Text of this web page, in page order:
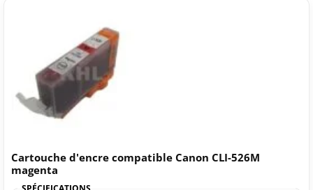
Cartouche d'encre compatible Canon CLI-526M
magenta